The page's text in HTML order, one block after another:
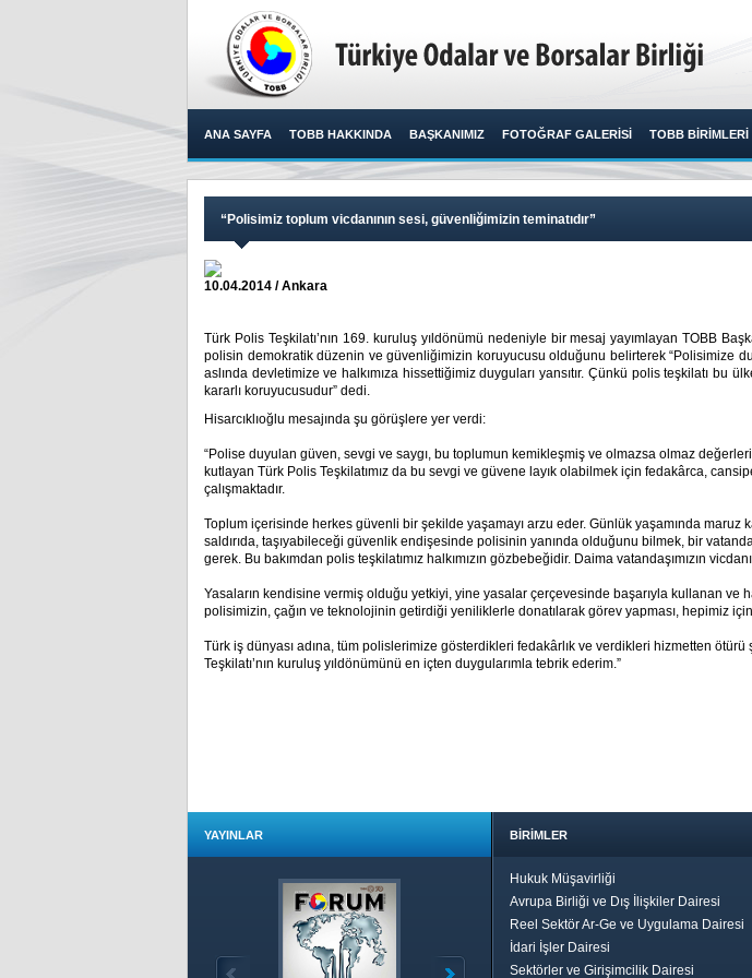
ANA SAYFA TOBB HAKKINDA BAŞKANIMIZ FOTOĞRAF GALERİSİ TOBB BİRİMLERİ
“Polisimiz toplum vicdanının sesi, güvenliğimizin teminatıdır”
10.04.2014 / Ankara
Türk Polis Teşkilatı’nın 169. kuruluş yıldönümü nedeniyle bir mesaj yayımlayan TOBB
polisin demokratik düzenin ve güvenliğimizin koruyucusu olduğunu belirterek “Polisimize
aslında devletimize ve halkımıza hissettiğimiz duyguları yansıtır. Çünkü polis teşkilatı bu
kararlı koruyucusudur” dedi.​
Hisarcıklıoğlu mesajında şu görüşlere yer verdi:
“Polise duyulan güven, sevgi ve saygı, bu toplumun kemikleşmiş ve olmazsa olmaz
kutlayan Türk Polis Teşkilatımız da bu sevgi ve güvene layık olabilmek için fedakârca,
çalışmaktadır.
Toplum içerisinde herkes güvenli bir şekilde yaşamayı arzu eder. Günlük yaşamında maruz
saldırıda, taşıyabileceği güvenlik endişesinde polisinin yanında olduğunu bilmek, bir
gerek. Bu bakımdan polis teşkilatımız halkımızın gözbebeğidir. Daima vatandaşımızın
Yasaların kendisine vermiş olduğu yetkiyi, yine yasalar çerçevesinde başarıyla kullanan ve
polisimizin, çağın ve teknolojinin getirdiği yeniliklerle donatılarak görev yapması, hepimiz
Türk iş dünyası adına, tüm polislerimize gösterdikleri fedakârlık ve verdikleri hizmetten ötürü
Teşkilatı’nın kuruluş yıldönümünü en içten duygularımla tebrik ederim.”
YAYINLAR BİRİMLER
Hukuk Müşavirliği
Avrupa Birliği ve Dış İlişkiler Dairesi
Reel Sektör Ar-Ge ve Uygulama Dairesi
İdari İşler Dairesi
Sektörler ve Girişimcilik Dairesi